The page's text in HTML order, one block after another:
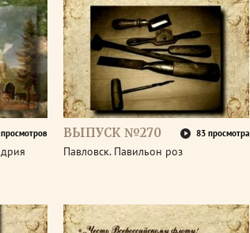
ВЫПУСК №270 83 просмотра
Павловск. Павильон роз